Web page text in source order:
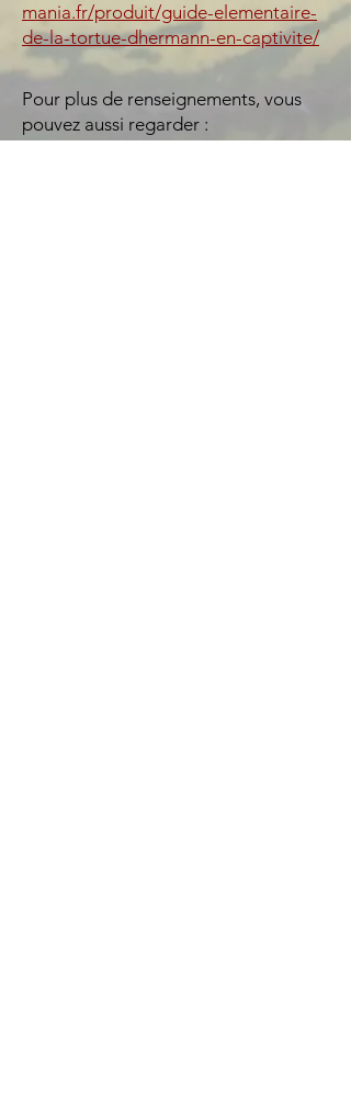
mania.fr/produit/guide-elementaire-
de-la-tortue-dhermann-en-captivite/
Pour plus de renseignements, vous
pouvez aussi regarder :